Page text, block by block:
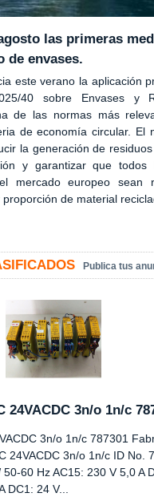
las primeras
de envases.
este verano la aplicación
40 sobre Envases y
de las normas más
de economía circular. El
la generación de residuos
y garantizar que todos
mercado europeo sean
de material
Publica tus
24VACDC 3n/o 1n/c
3n/o 1n/c 787301
24VACDC 3n/o 1n/c ID No.
50-60 Hz AC15: 230 V 5,0 A
DC1: 24 V...